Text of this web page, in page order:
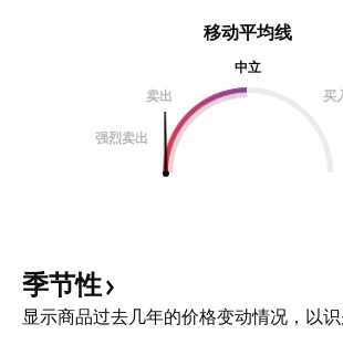
移动平均线
中立
卖出
买
强烈卖出
季节性
显示商品过去几年的价格变动情况，以识